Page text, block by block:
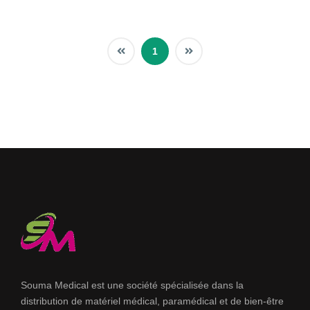
1
Souma Medical est une société spécialisée dans la
distribution de matériel médical, paramédical et de bien-être